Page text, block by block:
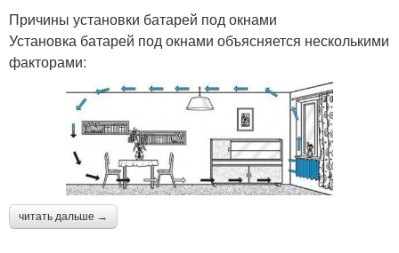
Причины установки батарей под окнами
Установка батарей под окнами объясняется несколькими
факторами:
читать дальше →